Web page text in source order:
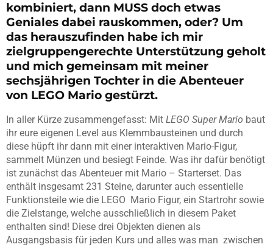
kombiniert, dann MUSS doch etwas
Geniales dabei rauskommen, oder? Um
das herauszufinden habe ich mir
zielgruppengerechte Unterstützung geholt
und mich gemeinsam mit meiner
sechsjährigen Tochter in die Abenteuer
von LEGO Mario gestürzt.
In aller Kürze zusammengefasst: Mit LEGO Super Mario baut
ihr eure eigenen Level aus Klemmbausteinen und durch
diese hüpft ihr dann mit einer interaktiven Mario-Figur,
sammelt Münzen und besiegt Feinde. Was ihr dafür benötigt
ist zunächst das Abenteuer mit Mario – Starterset. Das
enthält insgesamt 231 Steine, darunter auch essentielle
Funktionsteile wie die LEGO Mario Figur, ein Startrohr sowie
die Zielstange, welche ausschließlich in diesem Paket
enthalten sind! Diese drei Objekten dienen als
Ausgangsbasis für jeden Kurs und alles was man zwischen